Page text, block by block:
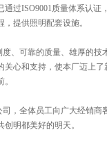
过ISO9001质量体系认证
提供照明配套设施。
可靠的质量、雄厚的技
关心和支持，使本厂迈上
，全体员工向广大经销商
明都美好的明天。